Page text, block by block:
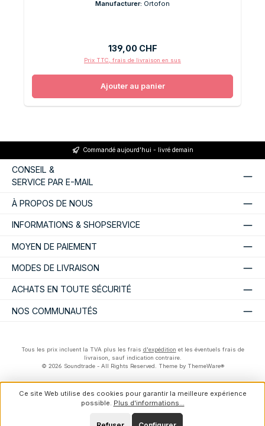
Manufacturer: Ortofon
Prix régulier :
139,00 CHF
Prix TTC, frais de livraison en sus
Ajouter au panier
Commandé aujourd'hui - livré demain
CONSEIL &
SERVICE PAR E-MAIL
À PROPOS DE NOUS
INFORMATIONS & SHOPSERVICE
MOYEN DE PAIEMENT
MODES DE LIVRAISON
ACHATS EN TOUTE SÉCURITÉ
NOS COMMUNAUTÉS
Tous les prix incluent la TVA plus les frais d'expédition et les éventuels frais de
livraison, sauf indication contraire.
© 2026 Soundtrade - All Rights Reserved. Theme by ThemeWare®
Ce site Web utilise des cookies pour garantir la meilleure expérience
possible. Plus d'informations...